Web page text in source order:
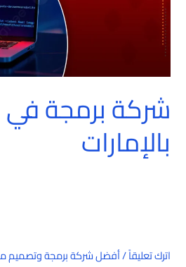
شركة برمجة في
بالإمارات
اترك تعليقاً/أفضل شركة برمجة وتصميم